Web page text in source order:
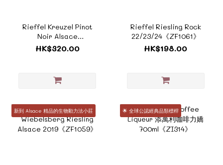
Rieffel Kreuzel Pinot
Noir Alsace
2022《ZF1060》
HK$320.00
Rieffel Riesling Rock
22/23/24《ZF1061》
HK$198.00
新到 Alsace 精品的生物動力法小莊 🌟 全球公認經典品類標桿